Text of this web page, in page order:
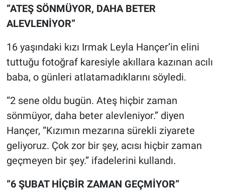
“ATEŞ SÖNMÜYOR, DAHA BETER
ALEVLENİYOR”
16 yaşındaki kızı Irmak Leyla Hançer’in elini
tuttuğu fotoğraf karesiyle akıllara kazınan acılı
baba, o günleri atlatamadıklarını söyledi.
“2 sene oldu bugün. Ateş hiçbir zaman
sönmüyor, daha beter alevleniyor.” diyen
Hançer, “Kızımın mezarına sürekli ziyarete
geliyoruz. Çok zor bir şey, acısı hiçbir zaman
geçmeyen bir şey.” ifadelerini kullandı.
“6 ŞUBAT HİÇBİR ZAMAN GEÇMİYOR”
Kültür Sanat
Nedir
Popüler
Programlar
Sağlık
Spor
Teknoloji